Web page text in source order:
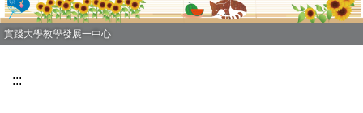
實踐大學教學發展一中心
:::